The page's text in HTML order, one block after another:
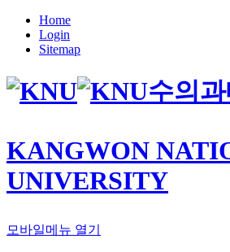
Home
Login
Sitemap
수의
KANGWON
UNIVERSITY
모바일메뉴 열기